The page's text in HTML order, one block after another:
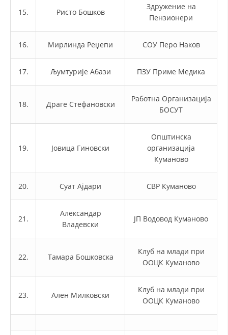
УСЛУГИ
ЗА НАС
ДЕЈСТВУВАЊЕ
ПРИРАЧНИЦИ
ЕДУКАТИВНО ИНФОРМАТИВНИ МАТЕРИЈАЛИ
15. Ристо Бошков
Здружение на
Пензионери
16. Мирлинда Реџепи СОУ Перо Наков
17. Љумтурије Абази ПЗУ Приме Медика
18. Драге Стефановски
Работна Организација
БОСУТ
19. Јовица Гиновски
Општинска
организација
Куманово
20. Суат Ајдари СВР Куманово
21.
Александар
Владевски
ЈП Водовод Куманово
22. Тамара Бошковска
Клуб на млади при
ООЦК Куманово
23. Ален Милковски
Клуб на млади при
ООЦК Куманово